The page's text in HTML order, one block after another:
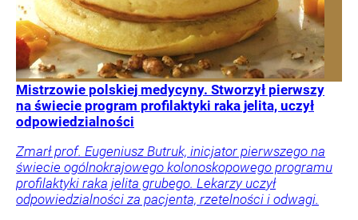
Mistrzowie polskiej medycyny. Stworzył pierwszy
na świecie program profilaktyki raka jelita, uczył
odpowiedzialności
Zmarł prof. Eugeniusz Butruk, inicjator pierwszego na
świecie ogólnokrajowego kolonoskopowego programu
profilaktyki raka jelita grubego. Lekarzy uczył
odpowiedzialności za pacjenta, rzetelności i odwagi.